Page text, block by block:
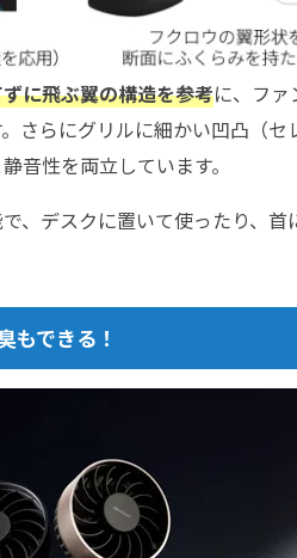
に飛ぶ翼の構造を参考に、フ
さらにグリルに細かい凹凸（
音性を両立しています。
、デスクに置いて使ったり、
もできる！